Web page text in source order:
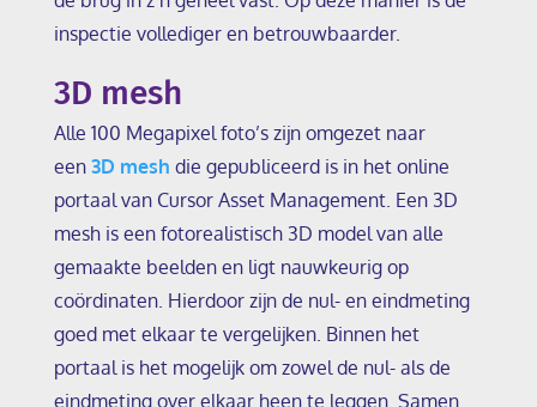
inspectie vollediger en betrouwbaarder.
3D mesh
Alle 100 Megapixel foto’s zijn omgezet naar
een 3D mesh die gepubliceerd is in het online
portaal van Cursor Asset Management. Een 3D
mesh is een fotorealistisch 3D model van alle
gemaakte beelden en ligt nauwkeurig op
coördinaten. Hierdoor zijn de nul- en eindmeting
goed met elkaar te vergelijken. Binnen het
portaal is het mogelijk om zowel de nul- als de
eindmeting over elkaar heen te leggen. Samen